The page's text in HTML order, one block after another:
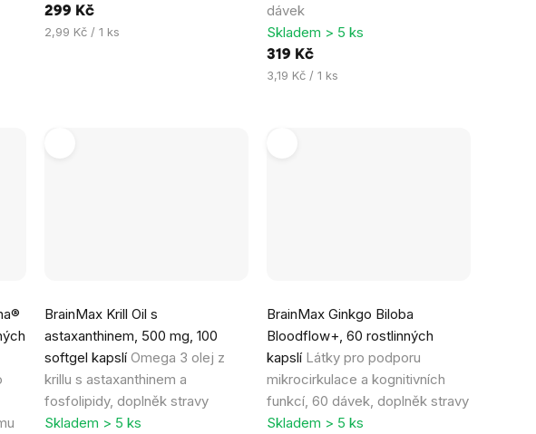
299 Kč
Měrná
2,99 Kč / 1 ks
dávek
Skladem > 5 ks
319 Kč
Měrná
3,19 Kč / 1 ks
BrainMax Krill Oil s
astaxanthinem, 500 mg, 100
softgel kapslí Omega 3 olej z
krillu s astaxanthinem a
fosfolipidy, doplněk stravy
Skladem > 5 ks
BrainMax Ginkgo Biloba
Bloodflow+, 60 rostlinných
kapslí Látky pro podporu
mikrocirkulace a kognitivních
funkcí, 60 dávek, doplněk stravy
Skladem > 5 ks